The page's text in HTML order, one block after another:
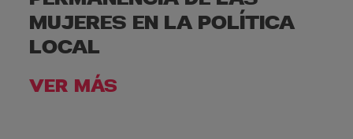
MUJERES EN LA POLÍTICA
LOCAL
VER MÁS